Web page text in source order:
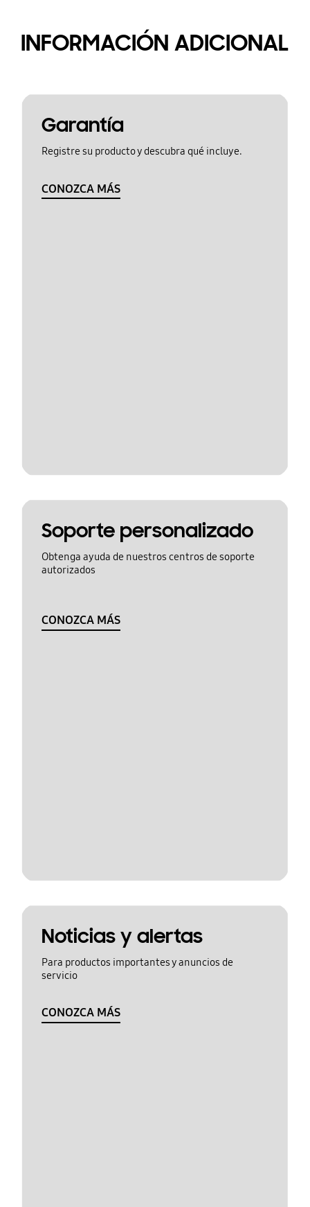
INFORMACIÓN ADICIONAL
Garantía
Registre su producto y descubra qué incluye.
CONOZCA MÁS
Soporte personalizado
Obtenga ayuda de nuestros centros de soporte
autorizados
CONOZCA MÁS
Noticias y alertas
Para productos importantes y anuncios de
servicio
CONOZCA MÁS